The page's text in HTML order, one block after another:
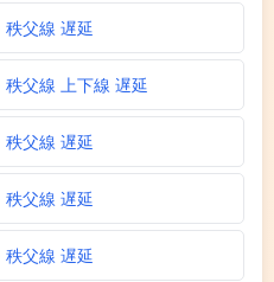
秩父線 遅延
秩父線 上下線 遅延
秩父線 遅延
秩父線 遅延
秩父線 遅延